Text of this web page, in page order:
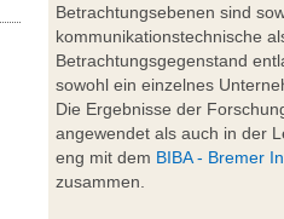
Betrachtungsebenen sind
kommunikationstechnische
Betrachtungsgegenstand
sowohl ein einzelnes
Die Ergebnisse der
angewendet als auch in der
eng mit dem BIBA - Bremer
zusammen.